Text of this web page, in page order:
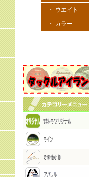
・ ウエイト
・ カラー